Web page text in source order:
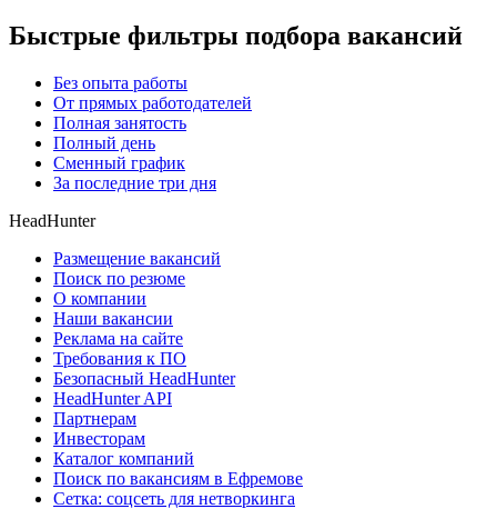
Быстрые фильтры подбора вакансий
Без опыта работы
От прямых работодателей
Полная занятость
Полный день
Сменный график
За последние три дня
HeadHunter
Размещение вакансий
Поиск по резюме
О компании
Наши вакансии
Реклама на сайте
Требования к ПО
Безопасный HeadHunter
HeadHunter API
Партнерам
Инвесторам
Каталог компаний
Поиск по вакансиям в Ефремове
Сетка: соцсеть для нетворкинга